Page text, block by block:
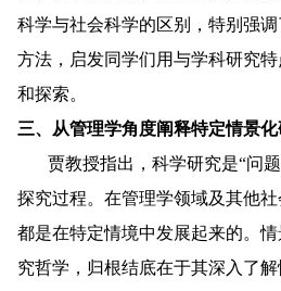
科学与社会科学的区别，特别强
方法，启发同学们用与学科研究
和探索。
三、
从管理学角度阐释特定情景
贾教授指出，科学研究是“问题
探究过程。在管理学领域及其他
都是在特定情境中发展起来的。
究哲学，归根结底在于其深入了